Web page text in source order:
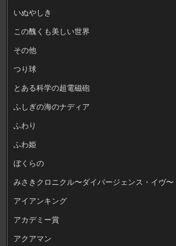
いぬやしき
この醜くも美しい世界
その他
つり球
とある科学の超電磁砲
ふしぎの海のナディア
ふわり
ふわ姫
ぼくらの
みさきクロニクル〜ダイバージェンス・イヴ〜
アイアンキング
アカデミー賞
アクアマン